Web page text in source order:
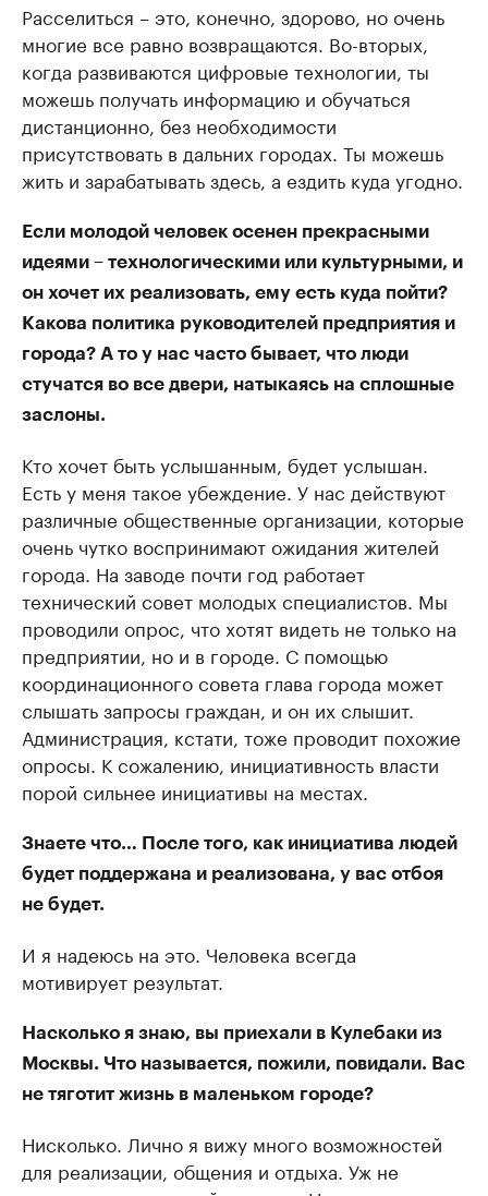
Расселиться – это, конечно, здорово, но очень
многие все равно возвращаются. Во-вторых,
когда развиваются цифровые технологии, ты
можешь получать информацию и обучаться
дистанционно, без необходимости
присутствовать в дальних городах. Ты можешь
жить и зарабатывать здесь, а ездить куда угодно.
Если молодой человек осенен прекрасными
идеями – технологическими или культурными, и
он хочет их реализовать, ему есть куда пойти?
Какова политика руководителей предприятия и
города? А то у нас часто бывает, что люди
стучатся во все двери, натыкаясь на сплошные
заслоны.
Кто хочет быть услышанным, будет услышан.
Есть у меня такое убеждение. У нас действуют
различные общественные организации, которые
очень чутко воспринимают ожидания жителей
города. На заводе почти год работает
технический совет молодых специалистов. Мы
проводили опрос, что хотят видеть не только на
предприятии, но и в городе. С помощью
координационного совета глава города может
слышать запросы граждан, и он их слышит.
Администрация, кстати, тоже проводит похожие
опросы. К сожалению, инициативность власти
порой сильнее инициативы на местах.
Знаете что… После того, как инициатива людей
будет поддержана и реализована, у вас отбоя
не будет.
И я надеюсь на это. Человека всегда
мотивирует результат.
Насколько я знаю, вы приехали в Кулебаки из
Москвы. Что называется, пожили, повидали. Вас
не тяготит жизнь в маленьком городе?
Нисколько. Лично я вижу много возможностей
для реализации, общения и отдыха. Уж не